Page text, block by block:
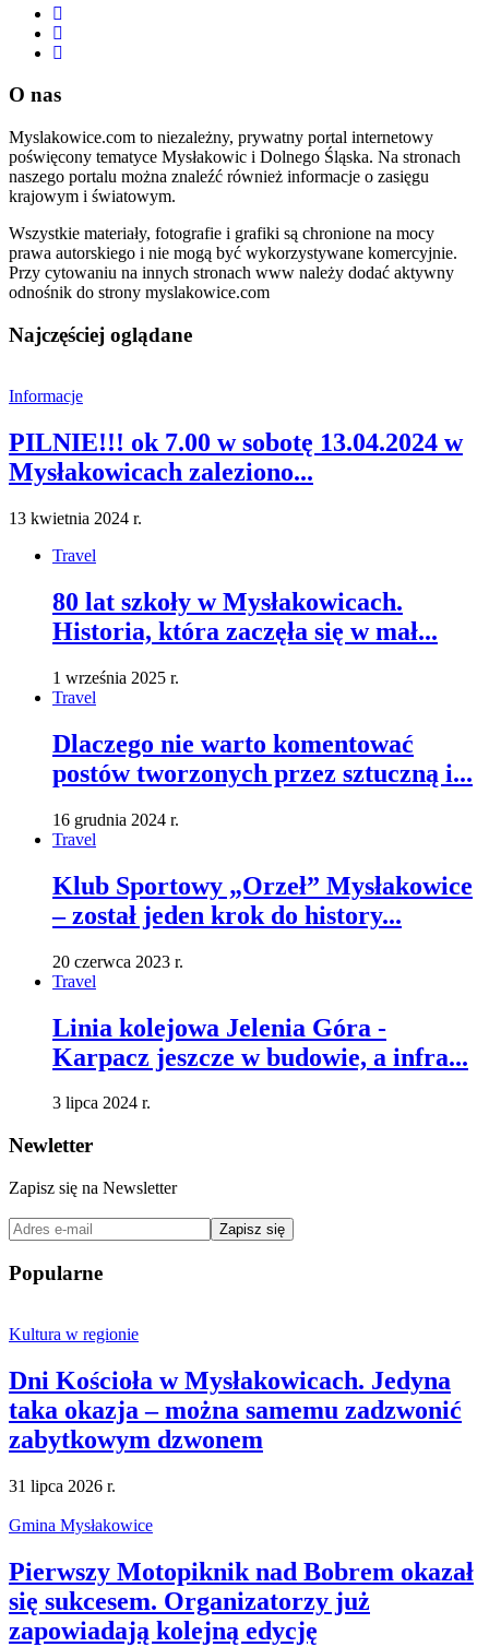
O nas
Myslakowice.com to niezależny, prywatny portal internetowy
poświęcony tematyce Mysłakowic i Dolnego Śląska. Na stronach
naszego portalu można znaleźć również informacje o zasięgu
krajowym i światowym.
Wszystkie materiały, fotografie i grafiki są chronione na mocy
prawa autorskiego i nie mogą być wykorzystywane komercyjnie.
Przy cytowaniu na innych stronach www należy dodać aktywny
odnośnik do strony myslakowice.com
Najczęściej oglądane
Informacje
PILNIE!!! ok 7.00 w sobotę 13.04.2024 w
Mysłakowicach zaleziono...
13 kwietnia 2024 r.
Travel
80 lat szkoły w Mysłakowicach.
Historia, która zaczęła się w mał...
1 września 2025 r.
Travel
Dlaczego nie warto komentować
postów tworzonych przez sztuczną i...
16 grudnia 2024 r.
Travel
Klub Sportowy „Orzeł” Mysłakowice
– został jeden krok do history...
20 czerwca 2023 r.
Travel
Linia kolejowa Jelenia Góra -
Karpacz jeszcze w budowie, a infra...
3 lipca 2024 r.
Newletter
Zapisz się na Newsletter
Zapisz się
Popularne
Kultura w regionie
Dni Kościoła w Mysłakowicach. Jedyna
taka okazja – można samemu zadzwonić
zabytkowym dzwonem
31 lipca 2026 r.
Gmina Mysłakowice
Pierwszy Motopiknik nad Bobrem okazał
się sukcesem. Organizatorzy już
zapowiadają kolejną edycję